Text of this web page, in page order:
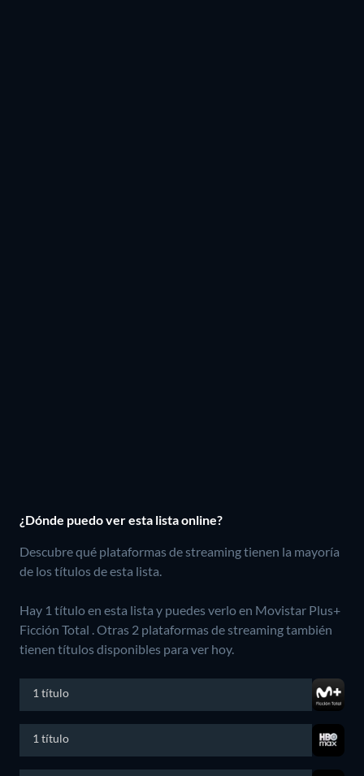
¿Dónde puedo ver esta lista online?
Descubre qué plataformas de streaming tienen la mayoría
de los títulos de esta lista.
Hay 1 título en esta lista y puedes verlo en Movistar Plus+
Ficción Total .Otras 2 plataformas de streaming también
tienen títulos disponibles para ver hoy.
1 título
1 título